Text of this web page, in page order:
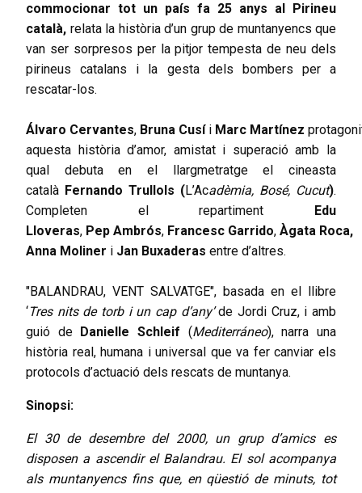
commocionar tot un país fa 25 anys al Pirineu
català, relata la història d’un grup de muntanyencs que
van ser sorpresos per la pitjor tempesta de neu dels
pirineus catalans i la gesta dels bombers per a
rescatar-los.
Álvaro Cervantes, Bruna Cusí i Marc Martínez
aquesta història d’amor, amistat i superació amb la
qual debuta en el llargmetratge el cineasta
català Fernando Trullols (L’Acadèmia, Bosé, Cucut).
Completen el repartiment Edu
Lloveras, Pep Ambrós, Francesc Garrido, Àgata Roca,
Anna Moliner i Jan Buxaderas entre d’altres.
"BALANDRAU, VENT SALVATGE", basada en el llibre
‘Tres nits de torb i un cap d’any’de Jordi Cruz, i amb
guió de Danielle Schleif (Mediterráneo), narra una
història real, humana i universal que va fer canviar els
protocols d’actuació dels rescats de muntanya.
Sinopsi:
El 30 de desembre del 2000, un grup d’amics es
disposen a ascendir el Balandrau. El sol acompanya
als muntanyencs fins que, en qüestió de minuts, tot